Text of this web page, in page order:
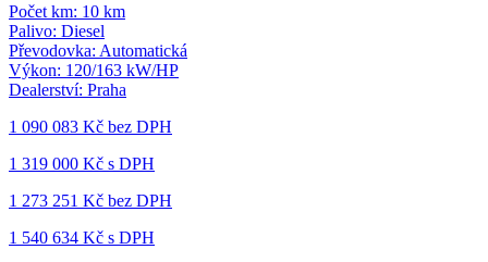
Počet km: 10 km
Palivo: Diesel
Převodovka: Automatická
Výkon: 120/163 kW/HP
Dealerství: Praha
1 090 083 Kč bez DPH
1 319 000 Kč s DPH
1 273 251 Kč bez DPH
1 540 634 Kč s DPH